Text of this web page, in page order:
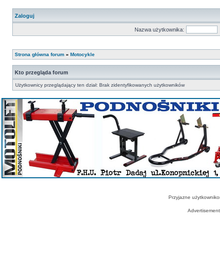
Zaloguj
Nazwa użytkownika:
Strona główna forum » Motocykle
Kto przegląda forum
Użytkownicy przeglądający ten dział: Brak zidentyfikowanych użytkowników
Przyjazne